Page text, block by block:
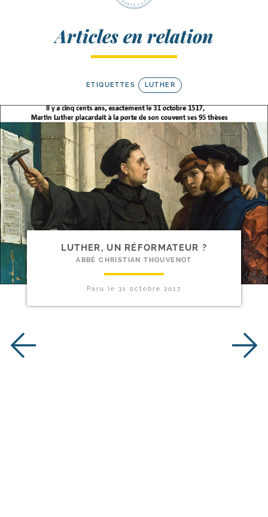
Articles en relation
ETIQUETTES LUTHER
LUTHER, UN RÉFORMATEUR ?
ABBÉ CHRISTIAN THOUVENOT
Paru le 31 octobre 2017